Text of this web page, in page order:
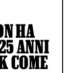
HA
ANNI
COME